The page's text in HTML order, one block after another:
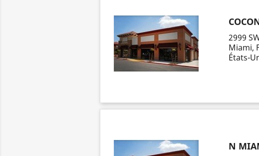
2999
Miami,
États-
N